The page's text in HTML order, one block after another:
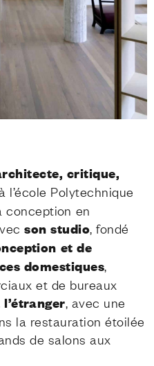
critique,
l’école Polytechnique
conception en
son studio , fondé
et de
domestiques
et de bureaux
, avec une
la restauration étoilée
de salons aux